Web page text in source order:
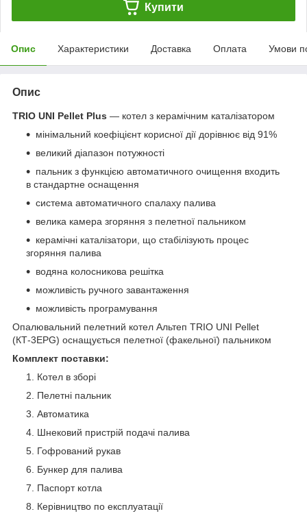
Купити
Опис Характеристики Доставка Оплата Умови
Опис
TRIO UNI Pellet Plus — котел з керамічним каталізатором
мінімальний коефіцієнт корисної дії дорівнює від 91%
великий діапазон потужності
пальник з функцією автоматичного очищення входить
в стандартне оснащення
система автоматичного спалаху палива
велика камера згоряння з пелетної пальником
керамічні каталізатори, що стабілізують процес
згоряння палива
водяна колосникова решітка
можливість ручного завантаження
можливість програмування
Опалювальний пелетний котел Альтеп TRIO UNI Pellet
(КТ-3ЕPG) оснащується пелетної (факельної) пальником
Комплект поставки:
Котел в зборі
Пелетні пальник
Автоматика
Шнековий пристрій подачі палива
Гофрований рукав
Бункер для палива
Паспорт котла
Керівництво по експлуатації